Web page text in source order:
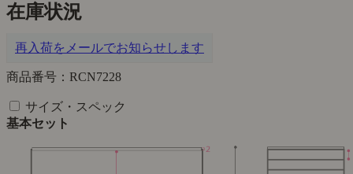
在庫状況
再入荷をメールでお知らせします
商品番号：RCN7228
サイズ・スペック
基本セット